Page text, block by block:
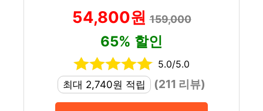
54,800원159,000
65% 할인
5.0/5.0
최대 2,740원 적립
(211 리뷰)